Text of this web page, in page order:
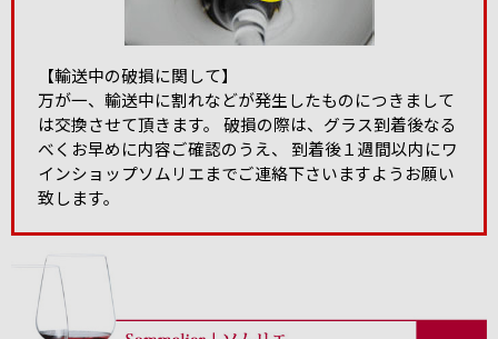
【輸送中の破損に関して】
万が一、輸送中に割れなどが発生したものにつきまして
は交換させて頂きます。 破損の際は、グラス到着後なる
べくお早めに内容ご確認のうえ、 到着後１週間以内にワ
インショップソムリエまでご連絡下さいますようお願い
致します。